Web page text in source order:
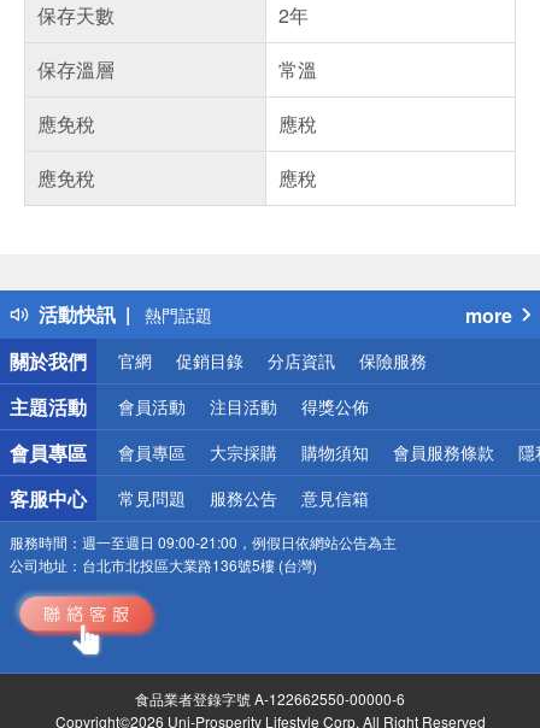
保存天數
2年
保存溫層
常溫
應免稅
應稅
應免稅
應稅
活動快訊
得獎公告
熱門話題
銀行優惠
偏遠地區配送
詐騙網頁！請小心！
more
關於我們
官網 促銷目錄 分店資訊 保險服務
主題活動 會員活動 注目活動 得獎公佈
會員專區 會員專區 大宗採購 購物須知 會員服務條款 隱
客服中心 常見問題 服務公告 意見信箱
服務時間： 週一至週日 09:00-21:00，例假日依網站公告為主
公司地址： 台北市北投區大業路136號5樓 (台灣)
食品業者登錄字號 A-122662550-00000-6
Copyright©2026 Uni-Prosperity Lifestyle Corp. All Right Reserved